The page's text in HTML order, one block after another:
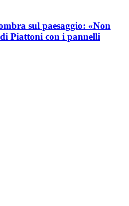
sul paesaggio: «Non
Piattoni con i pannelli